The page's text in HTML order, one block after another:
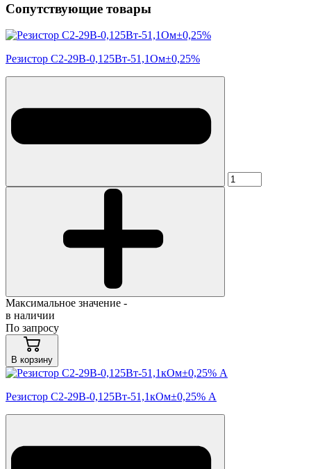
Сопутствующие товары
Резистор С2-29В-0,125Вт-51,1Ом±0,25%
Максимальное значение -
в наличии
По запросу
В корзину
Резистор С2-29В-0,125Вт-51,1кОм±0,25% А